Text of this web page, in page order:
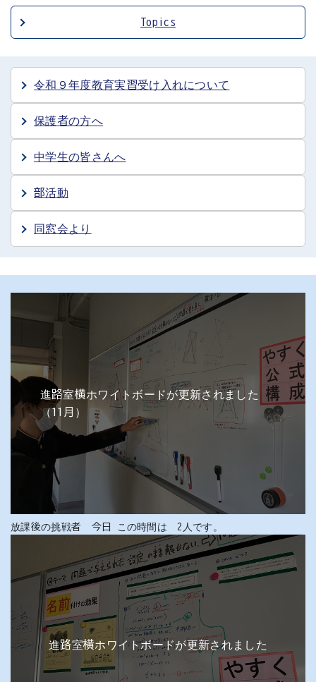
Topics
令和９年度教育実習受け入れについて
保護者の方へ
中学生の皆さんへ
部活動
同窓会より
進路室横ホワイトボードが更新されました
（11月）
放課後の挑戦者 今日 この時間は 2人です。
進路室横ホワイトボードが更新されました